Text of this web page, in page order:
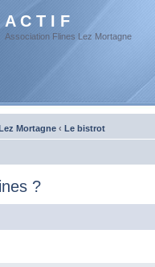
A C T I F
Association Flines Lez Mortagne
Mortagne ‹ Le bistrot
?